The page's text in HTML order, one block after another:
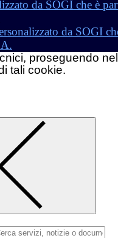
da SOGI
proseguendo
tali cookie.